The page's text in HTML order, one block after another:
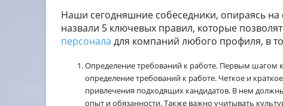
Наши сегодняшние собеседники, опираясь
назвали 5 ключевых правил, которые
персонала для компаний любого профиля, в
Определение требований к работе. Первым шагом
определение требований к работе. Четкое и
привлечения подходящих кандидатов. В нем
опыт и обязанности. Также важно учитывать